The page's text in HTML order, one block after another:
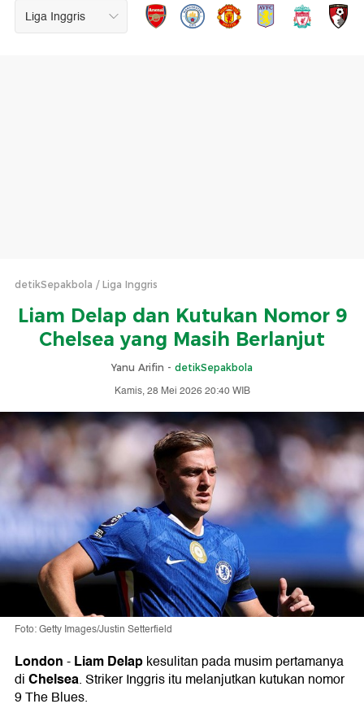
detikSepakbola Liga Inggris
Liam Delap dan Kutukan Nomor 9
Chelsea yang Masih Berlanjut
Yanu Arifin - detikSepakbola
Kamis, 28 Mei 2026 20:40 WIB
Foto: Getty Images/Justin Setterfield
London-Liam Delapkesulitan pada musim pertamanya
diChelsea. Striker Inggris itu melanjutkan kutukan nomor
9 The Blues.